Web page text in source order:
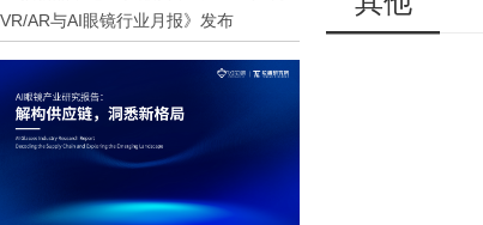
VR/AR与AI眼镜行业月报》发布